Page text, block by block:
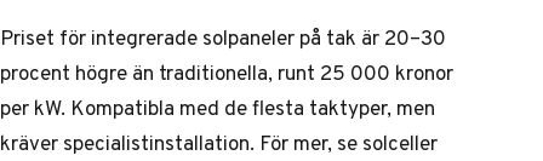
Priset för integrerade solpaneler på tak är 20–30
procent högre än traditionella, runt 25 000 kronor
per kW. Kompatibla med de flesta taktyper, men
kräver specialistinstallation. För mer, sesolceller